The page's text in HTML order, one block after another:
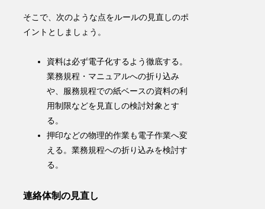
そこで、次のような点をルールの見直しのポ
イントとしましょう。
資料は必ず電子化するよう徹底する 。
業務規程・マニュアルへの折り込み
や、服務規程での紙ベースの資料の利
用制限などを見直しの検討対象とす
る。
押印などの物理的作業も電子作業へ変
える。業務規程への折り込みを検討す
る。
連絡体制の見直し